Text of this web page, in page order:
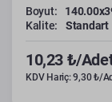
Boyut:
Kalite:
Standart
10,23 ₺/
KDV Hariç: 9,30 ₺/